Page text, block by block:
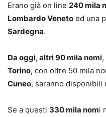
Erano già on line 240 mila
Lombardo Veneto ed una
Sardegna.
Da oggi, altri 90 mila nomi
Torino, con oltre 50 mila
Cuneo, saranno disponibili
Se a questi 330 mila nomi